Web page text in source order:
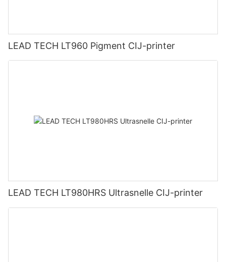
LEAD TECH LT960 Pigment CIJ-printer
LEAD TECH LT980HRS Ultrasnelle CIJ-printer